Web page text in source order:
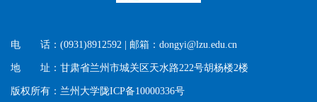
电 话：(0931)8912592 | 邮箱：dongyi@lzu.edu.cn
地 址：甘肃省兰州市城关区天水路222号胡杨楼2楼
版权所有：兰州大学陇ICP备10000336号